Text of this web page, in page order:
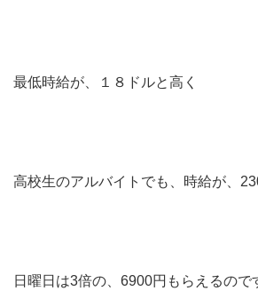
最低時給が、１８ドルと高く
高校生のアルバイトでも、時給が、
日曜日は3倍の、6900円もらえるので